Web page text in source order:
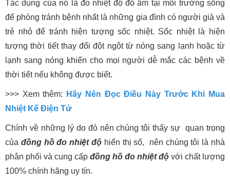
Tác dụng của nó là đo nhiệt độ độ ẩm tại môi trường sống
để phòng tránh bệnh nhất là những gia đình có người già và
trẻ nhỏ để tránh hiện tượng sốc nhiệt. Sốc nhiệt là hiện
tượng thời tiết thay đổi đột ngột từ nóng sang lạnh hoặc từ
lạnh sang nóng khiến cho mọi người dễ mắc các bệnh về
thời tiết nếu không được biết.
>>> Xem thêm:
Hãy Nên Đọc Điều Này Trước Khi Mua
Nhiệt Kế Điện Tử
Chính về những lý do đó nên chúng tôi thấy sự quan trọng
của đồng hồ đo nhiệt độhiển thị số, nên chúng tôi là nhà
phân phối và cung cấp đồng hồ đo nhiệt độ với chất lượng
100% chính hãng uy tín.